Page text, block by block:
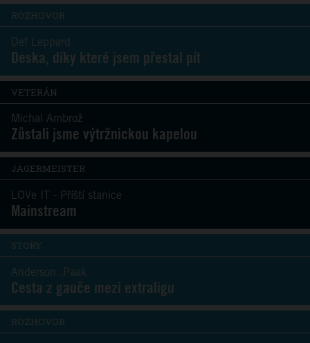
ROZHOVOR
Def Leppard
Deska, díky které jsem přestal pít
VETERÁN
Michal Ambrož
Zůstali jsme výtržnickou kapelou
JÄGERMEISTER
LOVe IT - Příští stanice
Mainstream
STORY
Anderson .Paak
Cesta z gauče mezi extraligu
ROZHOVOR